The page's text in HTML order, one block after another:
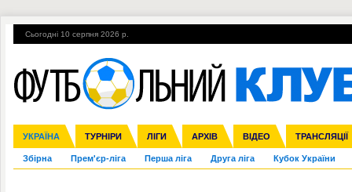
Сьогодні 10 серпня 2026 р.
УКРАЇНА ТУРНІРИ ЛІГИ АРХІВ ВІДЕО ТРАНСЛЯЦІЇ
Збірна Прем'єр-ліга Перша ліга Друга ліга Кубок України
Ліга чемпіонів Ліга Європи Міжнародні Ліга націй Ліга
Англія Іспанія Італія Німеччина Франція Інші
ЧС-2014 ЄВРО-2016 Росія Кубок конфедерацій ЧЄ-2015 (U-
Гарячі теми УПЛ, 2-й тур ВІЙНА УПЛ-ПЕРЕХОДИ